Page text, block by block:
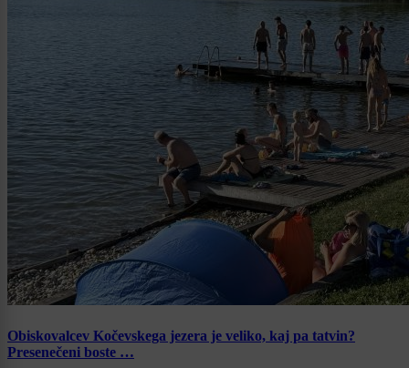
Obiskovalcev Kočevskega jezera je veliko, kaj pa tatvin?
Presenečeni boste …